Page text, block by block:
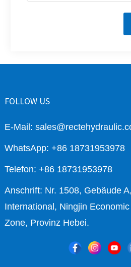
FOLLOW US
E-Mail:
WhatsApp: +86 18731953978
Telefon: +86 18731953978
Anschrift: Nr. 1508, Gebäude
International, Ningjin
Zone, Provinz Hebei.